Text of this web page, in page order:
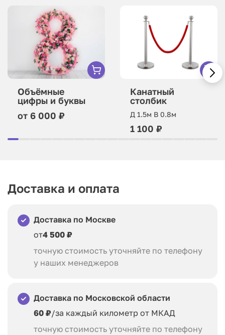
Объёмные
цифры и буквы
от 6 000 ₽
Канатный
столбик
Д 1.5м В 0.8м
1 100 ₽
Доставка и оплата
Доставка по Москве
от4 500 ₽
точную стоимость уточняйте по телефону
у наших менеджеров
Доставка по Московской области
60 ₽/за каждый километр от МКАД
точную стоимость уточняйте по телефону